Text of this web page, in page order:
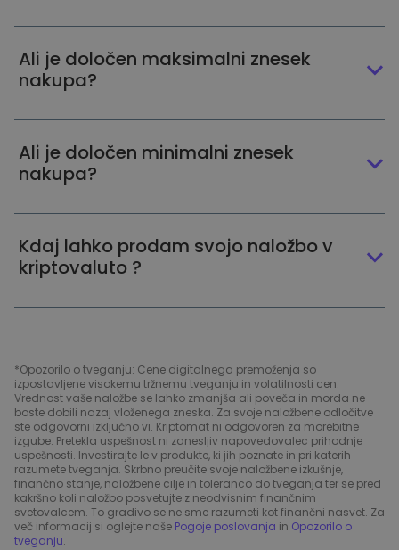
Ali je določen maksimalni znesek
nakupa?
Ali je določen minimalni znesek
nakupa?
Kdaj lahko prodam svojo naložbo v
kriptovaluto ?
*Opozorilo o tveganju: Cene digitalnega premoženja so
izpostavljene visokemu tržnemu tveganju in volatilnosti cen.
Vrednost vaše naložbe se lahko zmanjša ali poveča in morda ne
boste dobili nazaj vloženega zneska. Za svoje naložbene odločitve
ste odgovorni izključno vi. Kriptomat ni odgovoren za morebitne
izgube. Pretekla uspešnost ni zanesljiv napovedovalec prihodnje
uspešnosti. Investirajte le v produkte, ki jih poznate in pri katerih
razumete tveganja. Skrbno preučite svoje naložbene izkušnje,
finančno stanje, naložbene cilje in toleranco do tveganja ter se pred
kakršno koli naložbo posvetujte z neodvisnim finančnim
svetovalcem. To gradivo se ne sme razumeti kot finančni nasvet. Za
več informacij si oglejte naše Pogoje poslovanja in Opozorilo o
tveganju.